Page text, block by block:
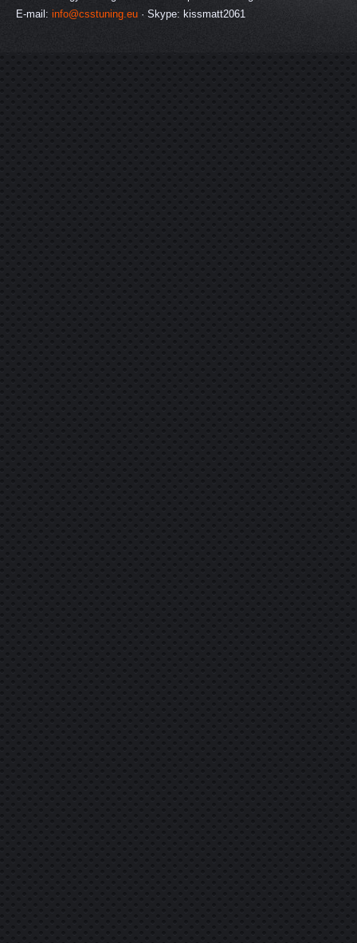
E-mail: info@csstuning.eu · Skype: kissmatt2061